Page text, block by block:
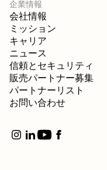
企業情報
会社情報
ミッション
キャリア
ニュース
信頼とセキュリティ
販売パートナー募集
パートナーリスト
お問い合わせ